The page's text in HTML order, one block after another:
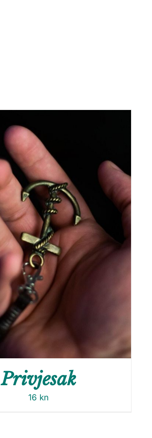
Privjesak
16 kn